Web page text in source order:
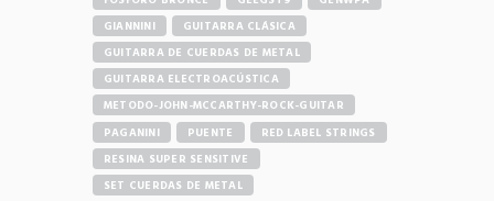
GIANNINI
GUITARRA CLÁSICA
GUITARRA DE CUERDAS DE METAL
GUITARRA ELECTROACÚSTICA
METODO-JOHN-MCCARTHY-ROCK-GUITAR
PAGANINI
PUENTE
RED LABEL STRINGS
RESINA SUPER SENSITIVE
SET CUERDAS DE METAL